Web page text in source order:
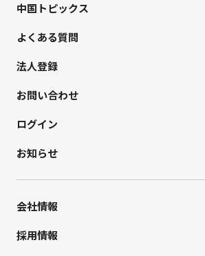
中国トピックス
よくある質問
法人登録
お問い合わせ
ログイン
お知らせ
会社情報
採用情報